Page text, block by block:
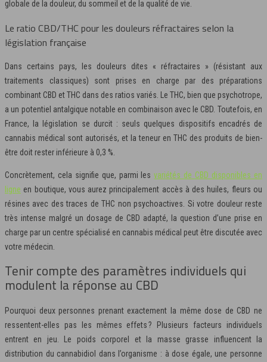
globale de la douleur, du sommeil et de la qualité de vie.
Le ratio CBD/THC pour les douleurs réfractaires selon la
législation française
Dans certains pays, les douleurs dites « réfractaires » (résistant aux
traitements classiques) sont prises en charge par des préparations
combinant CBD et THC dans des ratios variés. Le THC, bien que psychotrope,
a un potentiel antalgique notable en combinaison avec le CBD. Toutefois, en
France, la législation se durcit : seuls quelques dispositifs encadrés de
cannabis médical sont autorisés, et la teneur en THC des produits de bien-
être doit rester inférieure à 0,3 %.
Concrètement, cela signifie que, parmi lesvariétés de CBD disponibles en
ligne en boutique, vous aurez principalement accès à des huiles, fleurs ou
résines avec des traces de THC non psychoactives. Si votre douleur reste
très intense malgré un dosage de CBD adapté, la question d’une prise en
charge par un centre spécialisé en cannabis médical peut être discutée avec
votre médecin.
Tenir compte des paramètres individuels qui
modulent la réponse au CBD
Pourquoi deux personnes prenant exactement la même dose de CBD ne
ressentent-elles pas les mêmes effets ? Plusieurs facteurs individuels
entrent en jeu. Le poids corporel et la masse grasse influencent la
distribution du cannabidiol dans l’organisme : à dose égale, une personne